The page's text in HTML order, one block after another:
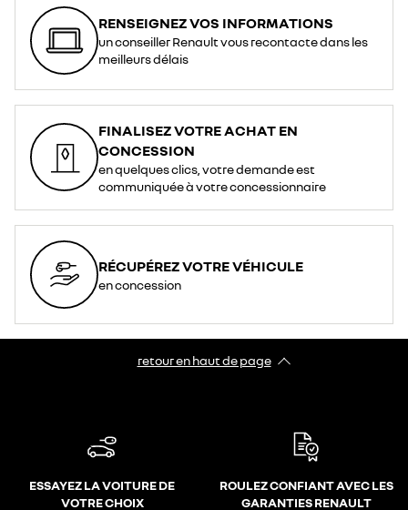
RENSEIGNEZ VOS INFORMATIONS
un conseiller Renault vous recontacte dans les
meilleurs délais
FINALISEZ VOTRE ACHAT EN
CONCESSION
en quelques clics, votre demande est
communiquée à votre concessionnaire
RÉCUPÉREZ VOTRE VÉHICULE
en concession
retour en haut de page​
ESSAYEZ LA VOITURE DE
VOTRE CHOIX
ROULEZ CONFIANT AVEC LES
GARANTIES RENAULT